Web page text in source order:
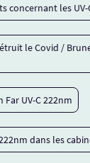
concernant les UV-
le Covid /
UV-C 222nm
dans les